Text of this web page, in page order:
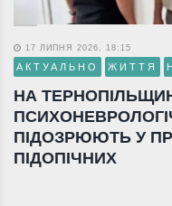
17 ЛИПНЯ 2026, 18:15
АКТУАЛЬНО ЖИТТЯ
НА
ПІДОЗРЮЮТЬ У
ПІДОПІЧНИХ